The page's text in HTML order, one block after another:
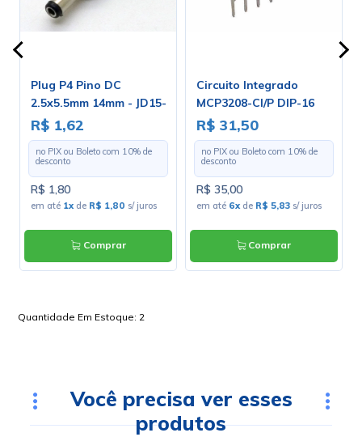
Plug P4 Pino DC
2.5x5.5mm 14mm - JD15-
4013B
R$ 1,62
no PIX ou Boleto com 10% de
desconto
R$ 1,80
em até 1xde R$ 1,80 s/ juros
Comprar
Circuito Integrado
MCP3208-CI/P DIP-16
R$ 31,50
no PIX ou Boleto com 10% de
desconto
R$ 35,00
em até 6xde R$ 5,83s/ juros
Comprar
Quantidade Em Estoque: 2
Você precisa ver esses
produtos